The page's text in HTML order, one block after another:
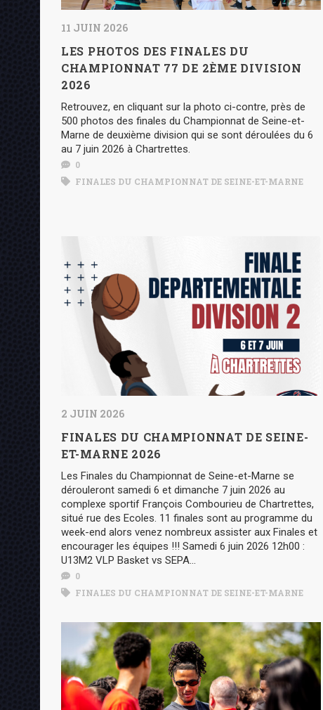
11 JUIN 2026
LES PHOTOS DES FINALES DU
CHAMPIONNAT 77 DE 2ÈME DIVISION
2026
Retrouvez, en cliquant sur la photo ci-contre, près de
500 photos des finales du Championnat de Seine-et-
Marne de deuxième division qui se sont déroulées du 6
au 7 juin 2026 à Chartrettes.
0
FINALES DU CHAMPIONNAT DE SEINE-ET-MARNE
2 JUIN 2026
FINALES DU CHAMPIONNAT DE SEINE-
ET-MARNE 2026
Les Finales du Championnat de Seine-et-Marne se
dérouleront samedi 6 et dimanche 7 juin 2026 au
complexe sportif François Combourieu de Chartrettes,
situé rue des Ecoles. 11 finales sont au programme du
week-end alors venez nombreux assister aux Finales et
encourager les équipes !!! Samedi 6 juin 2026 12h00 :
U13M2 VLP Basket vs SEPA...
0
FINALES DU CHAMPIONNAT DE SEINE-ET-MARNE